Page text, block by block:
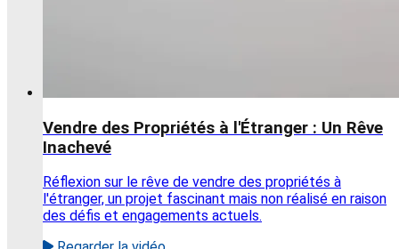
Vendre des Propriétés à l'Étranger : Un Rêve
Inachevé
Réflexion sur le rêve de vendre des propriétés à
l'étranger, un projet fascinant mais non réalisé en raison
des défis et engagements actuels.